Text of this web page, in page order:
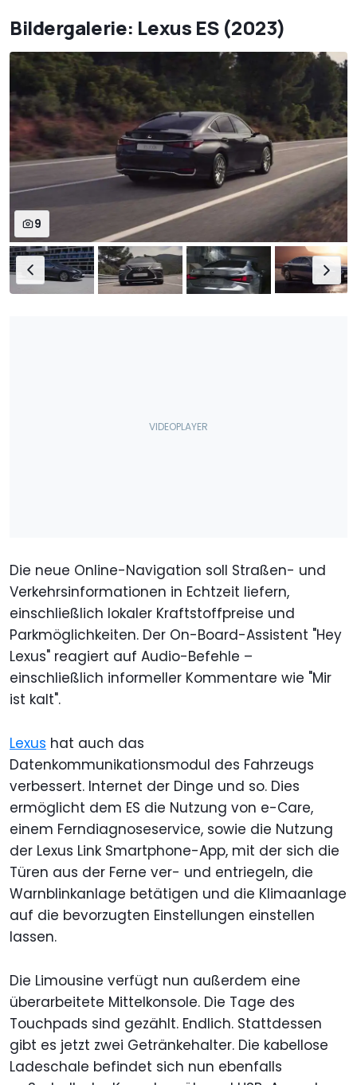
Bildergalerie: Lexus ES (2023)
9
Die neue Online-Navigation soll Straßen- und
Verkehrsinformationen in Echtzeit liefern,
einschließlich lokaler Kraftstoffpreise und
Parkmöglichkeiten. Der On-Board-Assistent "Hey
Lexus" reagiert auf Audio-Befehle –
einschließlich informeller Kommentare wie "Mir
ist kalt".
Lexus hat auch das
Datenkommunikationsmodul des Fahrzeugs
verbessert. Internet der Dinge und so. Dies
ermöglicht dem ES die Nutzung von e-Care,
einem Ferndiagnoseservice, sowie die Nutzung
der Lexus Link Smartphone-App, mit der sich die
Türen aus der Ferne ver- und entriegeln, die
Warnblinkanlage betätigen und die Klimaanlage
auf die bevorzugten Einstellungen einstellen
lassen.
Die Limousine verfügt nun außerdem eine
überarbeitete Mittelkonsole. Die Tage des
Touchpads sind gezählt. Endlich. Stattdessen
gibt es jetzt zwei Getränkehalter. Die kabellose
Ladeschale befindet sich nun ebenfalls